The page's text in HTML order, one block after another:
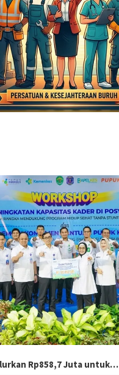
Rp858,7 Juta untuk…